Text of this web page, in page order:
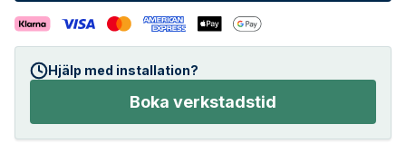
Hjälp med installation?
Boka verkstadstid